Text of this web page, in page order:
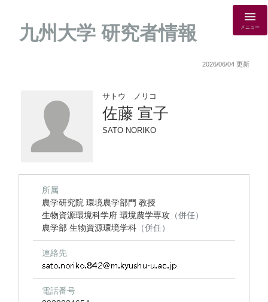
九州大学 研究者情報 メニュー
2026/06/04 更新
サトウ ノリコ
佐藤 宣子
SATO NORIKO
所属
農学研究院 環境農学部門 教授
生物資源環境科学府 環境農学専攻 （併任）
農学部 生物資源環境学科 （併任）
連絡先
電話番号